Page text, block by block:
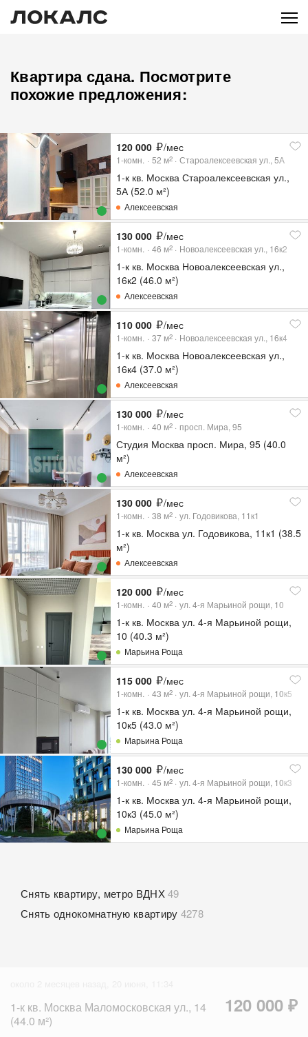
Квартира сдана. Посмотрите
похожие предложения:
120 000 /мес
1-комн. 52 м2 Староалексеевская ул., 5А
1-к кв. Москва Староалексеевская ул.,
5А (52.0 м²)
Алексеевская
130 000 /мес
1-комн. 46 м2 Новоалексеевская ул., 16к2
1-к кв. Москва Новоалексеевская ул.,
16к2 (46.0 м²)
Алексеевская
110 000 /мес
1-комн. 37 м2 Новоалексеевская ул., 16к4
1-к кв. Москва Новоалексеевская ул.,
16к4 (37.0 м²)
Алексеевская
130 000 /мес
1-комн. 40 м2 просп. Мира, 95
Студия Москва просп. Мира, 95 (40.0
м²)
Алексеевская
130 000 /мес
1-комн. 38 м2 ул. Годовикова, 11к1
1-к кв. Москва ул. Годовикова, 11к1 (38.5
м²)
Алексеевская
120 000 /мес
1-комн. 40 м2 ул. 4-я Марьиной рощи, 10
1-к кв. Москва ул. 4-я Марьиной рощи,
10 (40.3 м²)
Марьина Роща
115 000 /мес
1-комн. 43 м2 ул. 4-я Марьиной рощи, 10к5
1-к кв. Москва ул. 4-я Марьиной рощи,
10к5 (43.0 м²)
Марьина Роща
130 000 /мес
1-комн. 45 м2 ул. 4-я Марьиной рощи, 10к3
1-к кв. Москва ул. 4-я Марьиной рощи,
10к3 (45.0 м²)
Марьина Роща
Снять квартиру, метро ВДНХ 49
Снять однокомнатную квартиру 4278
1-к кв. Москва Маломосковская ул., 14
(44.0 м²)
120 000 ₽